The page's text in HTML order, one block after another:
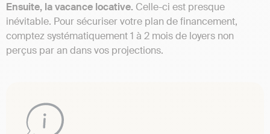
Ensuite, la vacance locative. Celle-ci est presque
inévitable. Pour sécuriser votre plan de financement,
comptez systématiquement 1 à 2 mois de loyers non
perçus par an dans vos projections.